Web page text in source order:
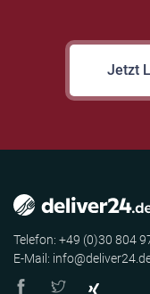
Jetzt
Telefon: +49 (0)30 804
E-Mail: